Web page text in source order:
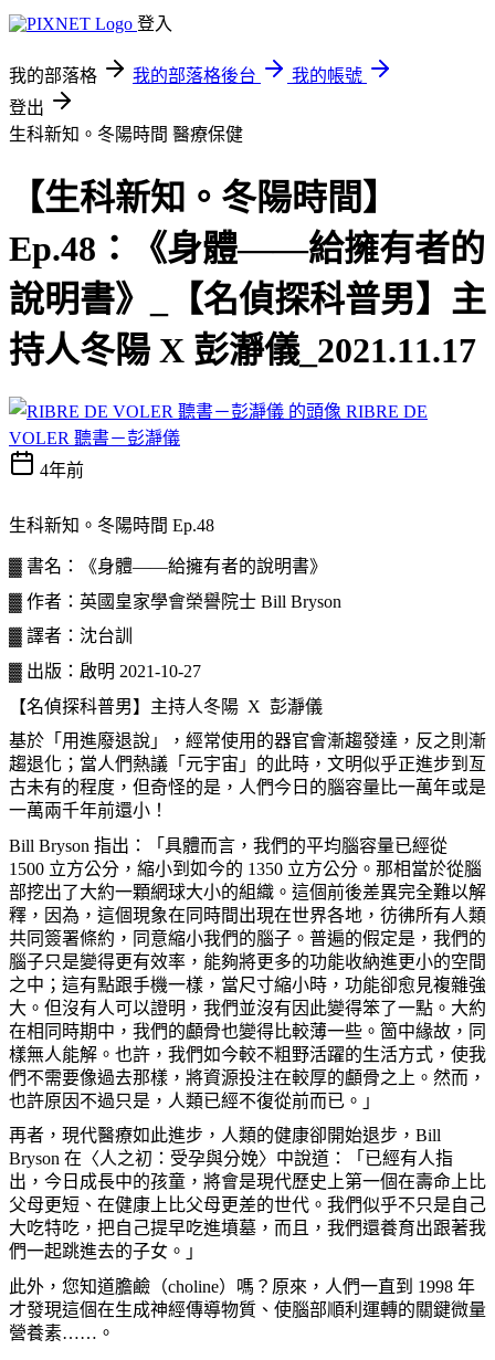
登入
我的部落格 我的部落格後台
我的帳號
登出
生科新知。冬陽時間 醫療保健
【生科新知。冬陽時間】
Ep.48：《身體——給擁有者的
說明書》_【名偵探科普男】主
持人冬陽 X 彭瀞儀_2021.11.17
RIBRE DE
VOLER 聽書－彭瀞儀
4年前
生科新知。冬陽時間 Ep.48
▓ 書名：《身體——給擁有者的說明書》
▓ 作者：英國皇家學會榮譽院士 Bill Bryson
▓ 譯者：沈台訓
▓ 出版：啟明 2021-10-27
【名偵探科普男】主持人冬陽 X 彭瀞儀
基於「用進廢退說」，經常使用的器官會漸趨發達，反之則漸
趨退化；當人們熱議「元宇宙」的此時，文明似乎正進步到亙
古未有的程度，但奇怪的是，人們今日的腦容量比一萬年或是
一萬兩千年前還小！
Bill Bryson 指出：「具體而言，我們的平均腦容量已經從
1500 立方公分，縮小到如今的 1350 立方公分。那相當於從腦
部挖出了大約一顆網球大小的組織。這個前後差異完全難以解
釋，因為，這個現象在同時間出現在世界各地，彷彿所有人類
共同簽署條約，同意縮小我們的腦子。普遍的假定是，我們的
腦子只是變得更有效率，能夠將更多的功能收納進更小的空間
之中；這有點跟手機一樣，當尺寸縮小時，功能卻愈見複雜強
大。但沒有人可以證明，我們並沒有因此變得笨了一點。大約
在相同時期中，我們的顱骨也變得比較薄一些。箇中緣故，同
樣無人能解。也許，我們如今較不粗野活躍的生活方式，使我
們不需要像過去那樣，將資源投注在較厚的顱骨之上。然而，
也許原因不過只是，人類已經不復從前而已。」
再者，現代醫療如此進步，人類的健康卻開始退步，Bill
Bryson 在〈人之初：受孕與分娩〉中說道：「已經有人指
出，今日成長中的孩童，將會是現代歷史上第一個在壽命上比
父母更短、在健康上比父母更差的世代。我們似乎不只是自己
大吃特吃，把自己提早吃進墳墓，而且，我們還養育出跟著我
們一起跳進去的子女。」
此外，您知道膽鹼（choline）嗎？原來，人們一直到 1998 年
才發現這個在生成神經傳導物質、使腦部順利運轉的關鍵微量
營養素……。